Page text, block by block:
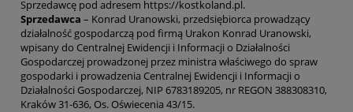
Sprzedawcę pod adresem https://kostkoland.pl.
Sprzedawca – Konrad Uranowski, przedsiębiorca prowadzący
działalność gospodarczą pod firmą Urakon Konrad Uranowski,
wpisany do Centralnej Ewidencji i Informacji o Działalności
Gospodarczej prowadzonej przez ministra właściwego do spraw
gospodarki i prowadzenia Centralnej Ewidencji i Informacji o
Działalności Gospodarczej, NIP 6783189205, nr REGON 388308310,
Kraków 31-636, Os. Oświecenia 43/15.